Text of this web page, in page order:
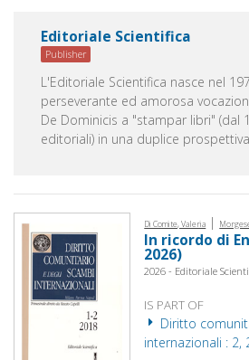
Editoriale Scientifica
Publisher
L'Editoriale Scientifica nasce nel
perseverante ed amorosa
De Dominicis a "stampar libri" (dal
editoriali) in una duplice
Di Comite, Valeria |
In ricordo di
2026)
2026 - Editoriale
IS PART OF
Diritto
internazionali : 2,